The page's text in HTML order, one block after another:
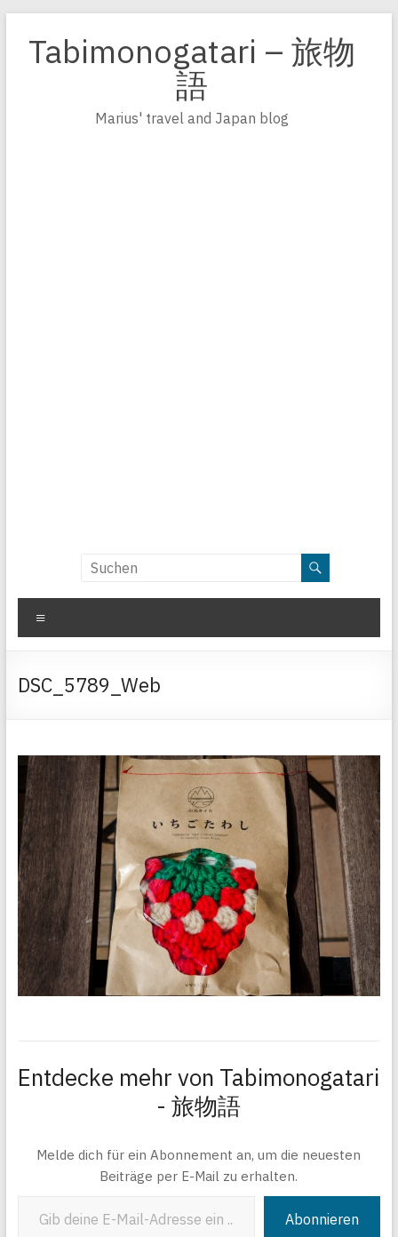
Inhalt
springen
Tabimonogatari – 旅物
語
Marius' travel and Japan blog
DSC_5789_Web
Entdecke mehr von Tabimonogatari
- 旅物語
Melde dich für ein Abonnement an, um die neuesten
Beiträge per E-Mail zu erhalten.
Abonnieren